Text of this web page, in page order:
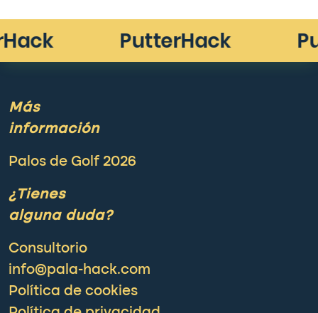
Más
información
Palos de Golf 2026
¿Tienes
alguna duda?
Consultorio
info@pala-hack.com
Política de cookies